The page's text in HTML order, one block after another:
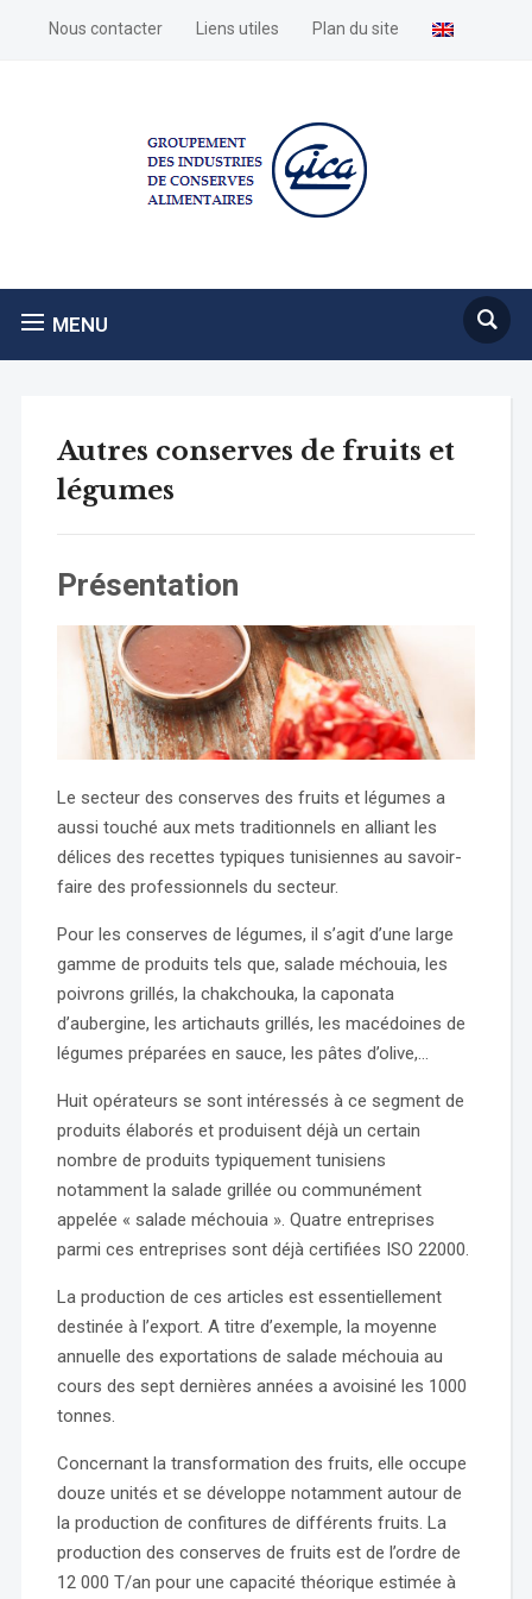
Nous contacter Liens utiles Plan du site
MENU
Autres conserves de fruits et
légumes
Présentation
Le secteur des conserves des fruits et légumes a
aussi touché aux mets traditionnels en alliant les
délices des recettes typiques tunisiennes au savoir-
faire des professionnels du secteur.
Pour les conserves de légumes, il s’agit d’une large
gamme de produits tels que, salade méchouia, les
poivrons grillés, la chakchouka, la caponata
d’aubergine, les artichauts grillés, les macédoines de
légumes préparées en sauce, les pâtes d’olive,…
Huit opérateurs se sont intéressés à ce segment de
produits élaborés et produisent déjà un certain
nombre de produits typiquement tunisiens
notamment la salade grillée ou communément
appelée « salade méchouia ». Quatre entreprises
parmi ces entreprises sont déjà certifiées ISO 22000.
La production de ces articles est essentiellement
destinée à l’export. A titre d’exemple, la moyenne
annuelle des exportations de salade méchouia au
cours des sept dernières années a avoisiné les 1000
tonnes.
Concernant la transformation des fruits, elle occupe
douze unités et se développe notamment autour de
la production de confitures de différents fruits. La
production des conserves de fruits est de l’ordre de
12 000 T/an pour une capacité théorique estimée à